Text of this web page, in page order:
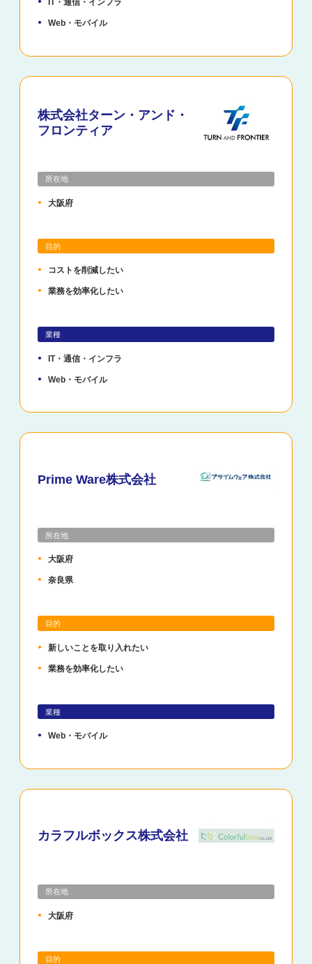
IT・通信・インフラ
Web・モバイル
株式会社ターン・アンド・
フロンティア
所在地
大阪府
目的
コストを削減したい
業務を効率化したい
業種
IT・通信・インフラ
Web・モバイル
Prime Ware株式会社
所在地
大阪府
奈良県
目的
新しいことを取り入れたい
業務を効率化したい
業種
Web・モバイル
カラフルボックス株式会社
所在地
大阪府
目的